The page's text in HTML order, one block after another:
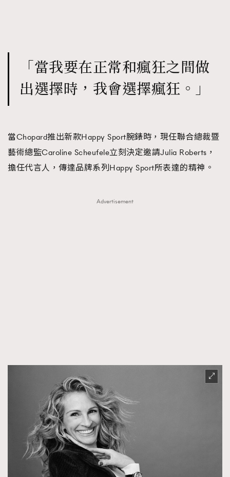
「當我要在正常和瘋狂之間做
出選擇時，我會選擇瘋狂。」
當Chopard推出新款Happy Sport腕錶時，現任聯合總裁暨
藝術總監Caroline Scheufele立刻決定邀請Julia Roberts，
擔任代言人，傳達品牌系列Happy Sport所表達的精神。
Advertisement